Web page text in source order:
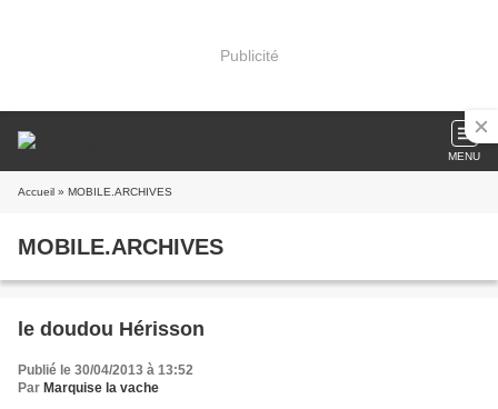
Publicité
MENU
Accueil » MOBILE.ARCHIVES
MOBILE.ARCHIVES
le doudou Hérisson
Publié le 30/04/2013 à 13:52
Par Marquise la vache